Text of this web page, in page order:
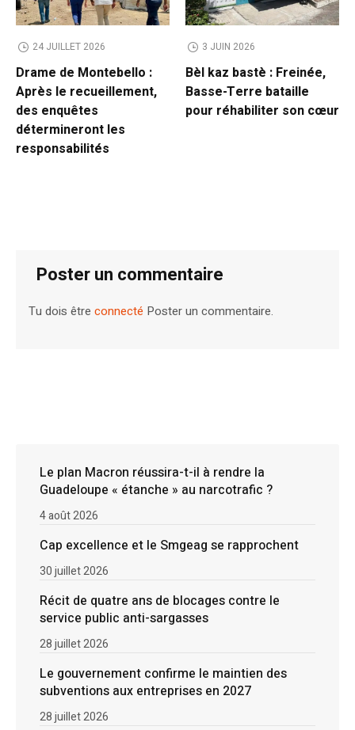
24 JUILLET 2026
Drame de Montebello :
Après le recueillement,
des enquêtes
détermineront les
responsabilités
3 JUIN 2026
Bèl kaz bastè : Freinée,
Basse-Terre bataille
pour réhabiliter son cœur
Poster un commentaire
Tu dois êtreconnecté Poster un commentaire.
Le plan Macron réussira-t-il à rendre la
Guadeloupe « étanche » au narcotrafic ?
4 août 2026
Cap excellence et le Smgeag se rapprochent
30 juillet 2026
Récit de quatre ans de blocages contre le
service public anti-sargasses
28 juillet 2026
Le gouvernement confirme le maintien des
subventions aux entreprises en 2027
28 juillet 2026